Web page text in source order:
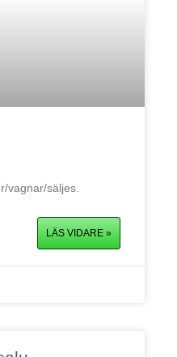
vagnar/säljes.
LÄS VIDARE »